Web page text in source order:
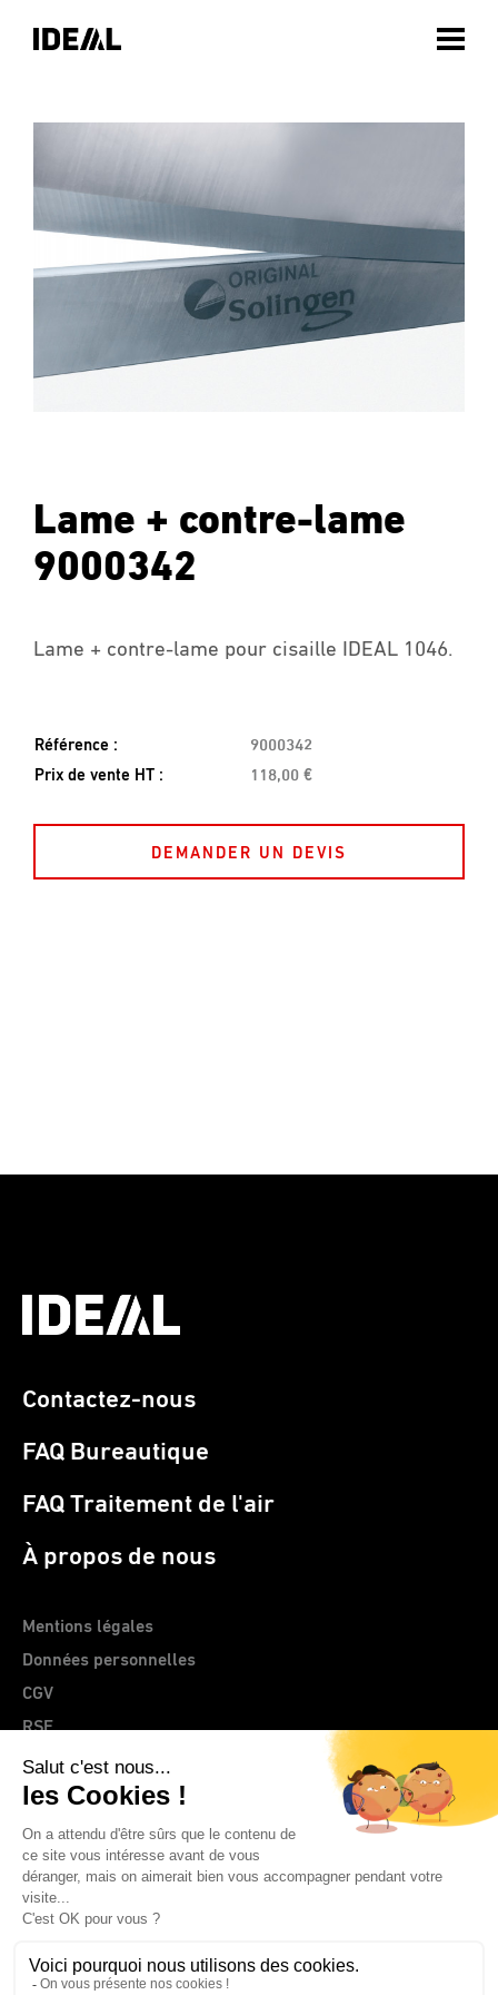
Lame + contre-lame
9000342
Lame + contre-lame pour cisaille IDEAL 1046.
Référence :
9000342
Prix de vente HT :
118,00 €
DEMANDER UN DEVIS
> Site web CLEMENTZ - EUROMEGRAS
Contactez-nous
FAQ Bureautique
FAQ Traitement de l'air
À propos de nous
Mentions légales
Données personnelles
CGV
RSE
© 2026 IDEAL France | CLEMENTZ - EUROMEGRAS